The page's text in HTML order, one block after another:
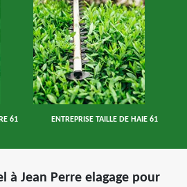
61 ENTREPRISE TAILLE DE HAIE 61
à Jean Perre elagage pour